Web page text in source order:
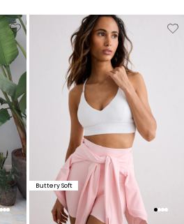
Toevoegen
aan
verlanglijstje
Buttery Soft
Verwijderen
verlanglijstje